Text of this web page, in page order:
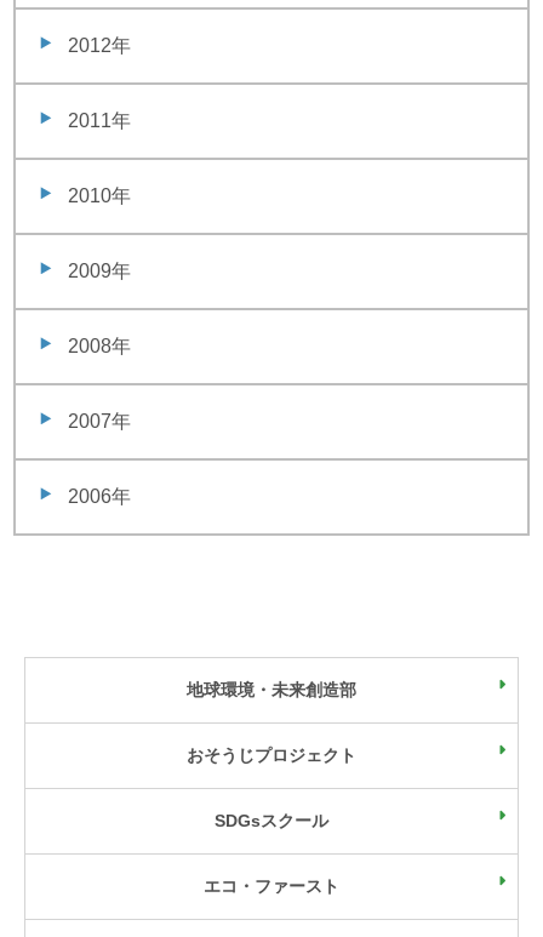
2012年
2011年
2010年
2009年
2008年
2007年
2006年
地球環境・未来創造部
おそうじプロジェクト
SDGsスクール
エコ・ファースト